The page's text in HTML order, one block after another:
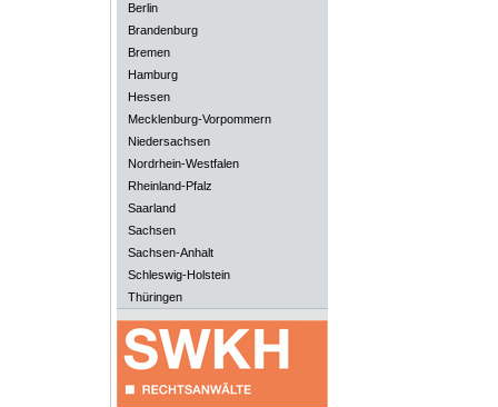
Berlin
Brandenburg
Bremen
Hamburg
Hessen
Mecklenburg-Vorpommern
Niedersachsen
Nordrhein-Westfalen
Rheinland-Pfalz
Saarland
Sachsen
Sachsen-Anhalt
Schleswig-Holstein
Thüringen